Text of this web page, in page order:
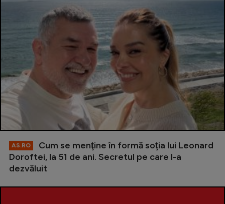
AS.RO
Cum se menţine în formă soţia lui Leonard
Doroftei, la 51 de ani. Secretul pe care l-a
dezvăluit